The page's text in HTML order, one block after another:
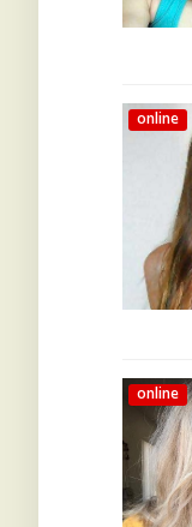
online
online